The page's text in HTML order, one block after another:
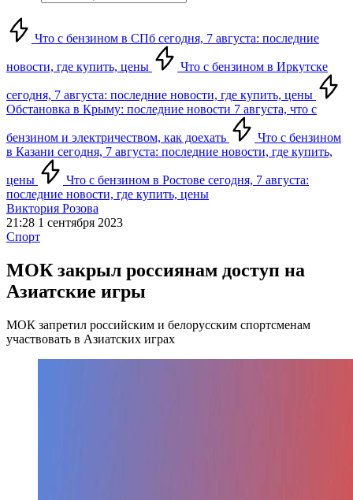
Что с бензином в СПб сегодня, 7 августа: последние
новости, где купить, цены Что с бензином в Иркутске
сегодня, 7 августа: последние новости, где купить, цены
Обстановка в Крыму: последние новости 7 августа, что с
бензином и электричеством, как доехать
Что с бензином
в Казани сегодня, 7 августа: последние новости, где купить,
цены
Что с бензином в Ростове сегодня, 7 августа:
последние новости, где купить, цены
Виктория Розова
21:28 1 сентября 2023
Спорт
МОК закрыл россиянам доступ на
Азиатские игры
МОК запретил российским и белорусским спортсменам
участвовать в Азиатских играх